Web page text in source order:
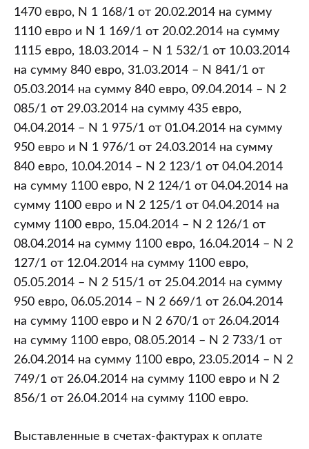
1470 евро, N 1 168/1 от 20.02.2014 на сумму
1110 евро и N 1 169/1 от 20.02.2014 на сумму
1115 евро, 18.03.2014 – N 1 532/1 от 10.03.2014
на сумму 840 евро, 31.03.2014 – N 841/1 от
05.03.2014 на сумму 840 евро, 09.04.2014 – N 2
085/1 от 29.03.2014 на сумму 435 евро,
04.04.2014 – N 1 975/1 от 01.04.2014 на сумму
950 евро и N 1 976/1 от 24.03.2014 на сумму
840 евро, 10.04.2014 – N 2 123/1 от 04.04.2014
на сумму 1100 евро, N 2 124/1 от 04.04.2014 на
сумму 1100 евро и N 2 125/1 от 04.04.2014 на
сумму 1100 евро, 15.04.2014 – N 2 126/1 от
08.04.2014 на сумму 1100 евро, 16.04.2014 – N 2
127/1 от 12.04.2014 на сумму 1100 евро,
05.05.2014 – N 2 515/1 от 25.04.2014 на сумму
950 евро, 06.05.2014 – N 2 669/1 от 26.04.2014
на сумму 1100 евро и N 2 670/1 от 26.04.2014
на сумму 1100 евро, 08.05.2014 – N 2 733/1 от
26.04.2014 на сумму 1100 евро, 23.05.2014 – N 2
749/1 от 26.04.2014 на сумму 1100 евро и N 2
856/1 от 26.04.2014 на сумму 1100 евро.
Выставленные в счетах-фактурах к оплате